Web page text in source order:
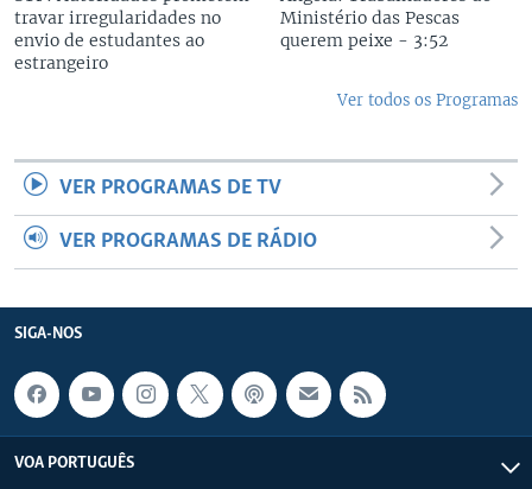
travar irregularidades no
envio de estudantes ao
estrangeiro
Ministério das Pescas
querem peixe - 3:52
Ver todos os Programas
VER PROGRAMAS DE TV
VER PROGRAMAS DE RÁDIO
SIGA-NOS
VOA PORTUGUÊS